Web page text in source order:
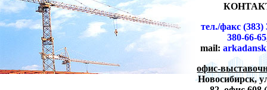
тел./факс (383)
380-66-65
mail:
офис-
Новосибирск,